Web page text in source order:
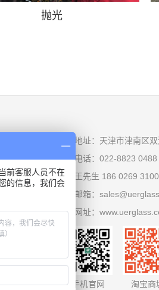
抛光
地址：天津市津南区
电话：022-8823 0488
王先生 186 0269 3100
邮箱：
网址：
手机官网 淘宝商
前客服人员不在
的信息，我们会